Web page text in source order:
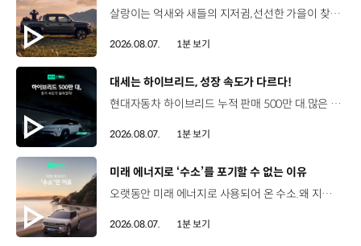
살랑이는 억새와 새들의 지저귐,선선한 가을이 찾아오는 소리. 더 기아 타스만과 함께 계절을 만나보세요. 🎧 *본 영상은 AI를 활용해 제작했습니다. #기아 #더기아타스만 #타스만 #가을 #입추 #Tasman #ASMR
2026.08.07. 1분 보기
[동영상]
대세는 하이브리드, 성장 속도가 다르다!
현대자동차 하이브리드 누적 판매 500만 대.많은 운전자들이 선택한 이유는 무엇일까요? 현대진행형 팟캐스트 EP.21에서 확인하세요.📻 #현대자동차그룹 #현대진행형 #모빌리티팟캐스트 #하이브리드 #연료 #미래모빌리티 #모빌리티
2026.08.07. 1분 보기
[동영상]
미래 에너지로 ‘수소’를 포기할 수 없는 이유
오랫동안 미래 에너지로 사용되어 온 수소.왜 지금까지도 중요한 선택지로 꼽힐까요? 현대진행형 팟캐스트 EP.21에서 확인하세요.📻 #현대자동차그룹 #현대진행형 #모빌리티팟캐스트 #수소전기차 #수소에너지 #연료 #미래모빌리티 #모빌리티
2026.08.07. 1분 보기